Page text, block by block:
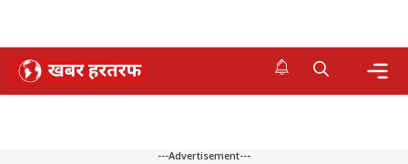
Skip
---Advertisement---